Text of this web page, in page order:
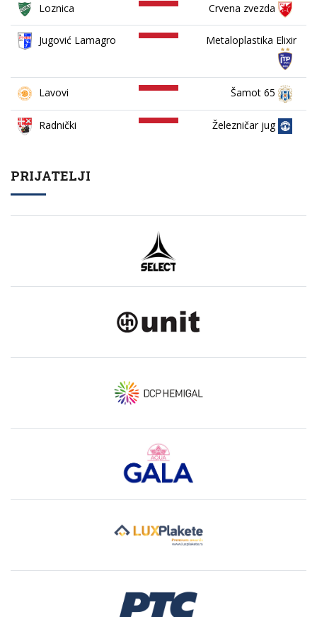
Loznica Crvena zvezda
Jugović Lamagro Metaloplastika Elixir
Lavovi Šamot 65
Radnički Železničar jug
PRIJATELJI